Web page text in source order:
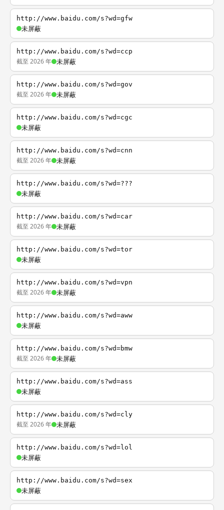
http://www.baidu.com/s?wd=gfw
未屏蔽
http://www.baidu.com/s?wd=ccp
截至 2026 年 未屏蔽
http://www.baidu.com/s?wd=gov
截至 2026 年 未屏蔽
http://www.baidu.com/s?wd=cgc
未屏蔽
http://www.baidu.com/s?wd=cnn
截至 2026 年 未屏蔽
http://www.baidu.com/s?wd=???
未屏蔽
http://www.baidu.com/s?wd=car
截至 2026 年 未屏蔽
http://www.baidu.com/s?wd=tor
未屏蔽
http://www.baidu.com/s?wd=vpn
截至 2026 年 未屏蔽
http://www.baidu.com/s?wd=aww
未屏蔽
http://www.baidu.com/s?wd=bmw
截至 2026 年 未屏蔽
http://www.baidu.com/s?wd=ass
未屏蔽
http://www.baidu.com/s?wd=cly
截至 2026 年 未屏蔽
http://www.baidu.com/s?wd=lol
未屏蔽
http://www.baidu.com/s?wd=sex
未屏蔽